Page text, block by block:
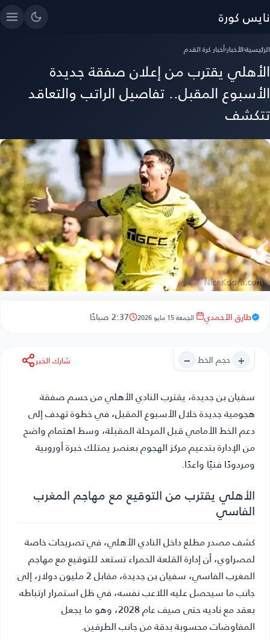
نايس كورة
الرئيسية›الأخبار›أخبار كرة القدم
الأهلي يقترب من إعلان صفقة جديدة
الأسبوع المقبل.. تفاصيل الراتب والتعاقد
تتكشف
طارق الأحمدي الجمعة 15 مايو 2026 2:37 صباحًا
+ حجم الخط − شارك الخبر
سفيان بن جديدة، يقترب النادي الأهلي من حسم صفقة
هجومية جديدة خلال الأسبوع المقبل، في خطوة تهدف إلى
دعم الخط الأمامي قبل المرحلة المقبلة، وسط اهتمام واضح
من الإدارة بتدعيم مركز الهجوم بعنصر يمتلك خبرة أوروبية
ومردودًا فنيًا واعدًا.
الأهلي يقترب من التوقيع مع مهاجم المغرب
الفاسي
كشف مصدر مطلع داخل النادي الأهلي، في تصريحات خاصة
لمصراوي، أن إدارة القلعة الحمراء تستعد للتوقيع مع مهاجم
المغرب الفاسي، سفيان بن جديدة، مقابل 2 مليون دولار، إلى
جانب ما سيحصل عليه اللاعب نفسه، في ظل استمرار ارتباطه
بعقد مع ناديه حتى صيف عام 2028، وهو ما يجعل
المفاوضات محسوبة بدقة من جانب الطرفين.